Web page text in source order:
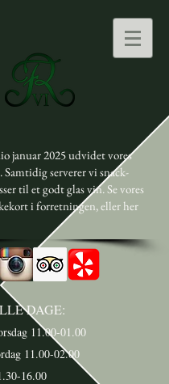
januar 2025 udvidet vores
serverer vi snack-
til et godt glas vin. Se vores
i forretningen, eller her
DAGE:
11.00-01.00
11.00-02.00
16.00